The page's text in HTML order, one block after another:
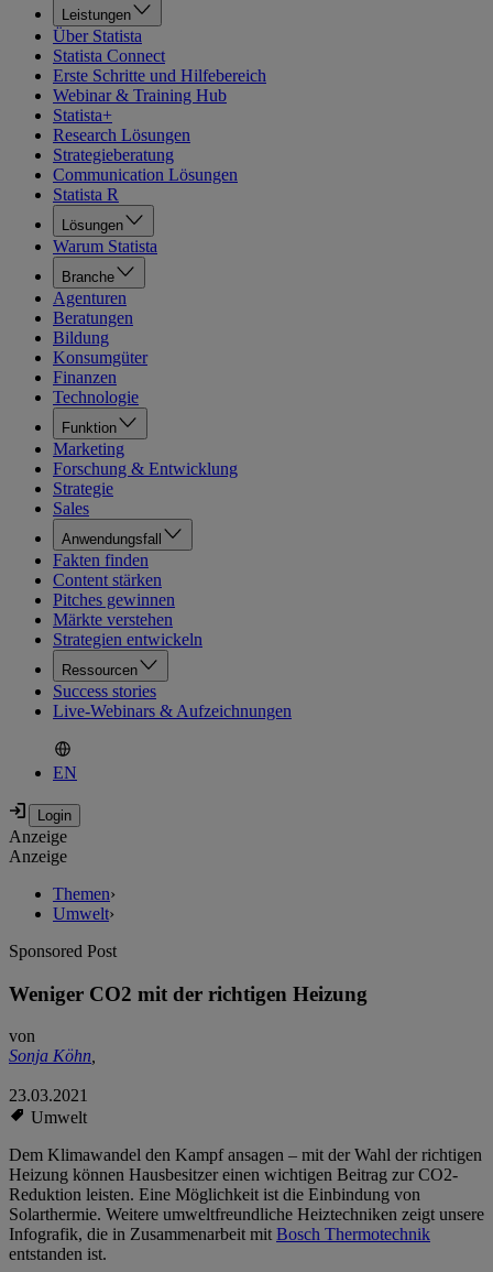
Leistungen
Über Statista
Statista Connect
Erste Schritte und Hilfebereich
Webinar & Training Hub
Statista+
Research Lösungen
Strategieberatung
Communication Lösungen
Statista R
Lösungen
Warum Statista
Branche
Agenturen
Beratungen
Bildung
Konsumgüter
Finanzen
Technologie
Funktion
Marketing
Forschung & Entwicklung
Strategie
Sales
Anwendungsfall
Fakten finden
Content stärken
Pitches gewinnen
Märkte verstehen
Strategien entwickeln
Ressourcen
Success stories
Live-Webinars & Aufzeichnungen
EN
Anzeige
Anzeige
Themen›
Umwelt›
Sponsored Post
Weniger CO2 mit der richtigen Heizung
von
Sonja Köhn,
23.03.2021
Umwelt
Dem Klimawandel den Kampf ansagen – mit der Wahl der richtigen
Heizung können Hausbesitzer einen wichtigen Beitrag zur CO2-
Reduktion leisten. Eine Möglichkeit ist die Einbindung von
Solarthermie. Weitere umweltfreundliche Heiztechniken zeigt unsere
Infografik, die in Zusammenarbeit mitBosch Thermotechnik
entstanden ist.